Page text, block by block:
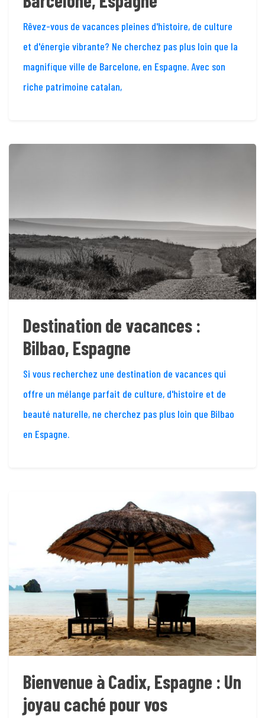
Rêvez-vous de vacances pleines d'histoire, de culture
et d'énergie vibrante? Ne cherchez pas plus loin que la
magnifique ville de Barcelone, en Espagne. Avec son
riche patrimoine catalan,
Destination de vacances :
Bilbao, Espagne
Si vous recherchez une destination de vacances qui
offre un mélange parfait de culture, d'histoire et de
beauté naturelle, ne cherchez pas plus loin que Bilbao
en Espagne.
Bienvenue à Cadix, Espagne : Un
joyau caché pour vos